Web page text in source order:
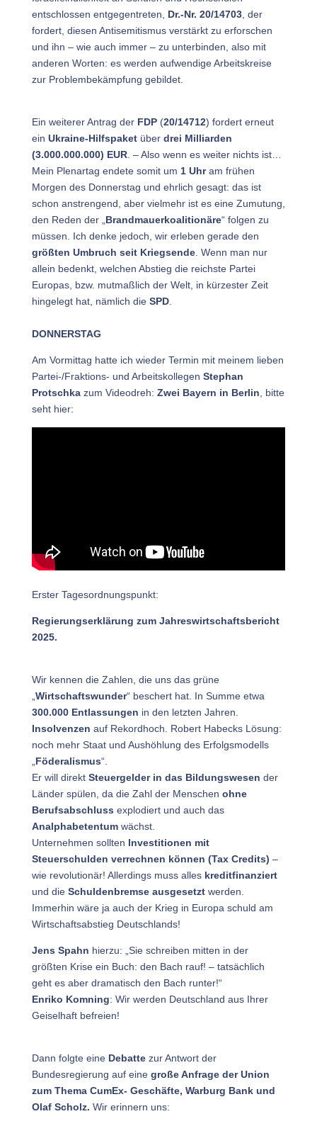
entschlossen entgegentreten, Dr.-Nr. 20/14703, der
fordert, diesen Antisemitismus verstärkt zu erforschen
und ihn – wie auch immer – zu unterbinden, also mit
anderen Worten: es werden aufwendige Arbeitskreise
zur Problembekämpfung gebildet.
Ein weiterer Antrag derFDP(20/14712) fordert erneut
ein Ukraine-Hilfspaketüber drei Milliarden
(3.000.000.000) EUR. – Also wenn es weiter nichts ist…
Mein Plenartag endete somit um 1 Uhram frühen
Morgen des Donnerstag und ehrlich gesagt: das ist
schon anstrengend, aber vielmehr ist es eine Zumutung,
den Reden der „ Brandmauerkoalitionäre“ folgen zu
müssen. Ich denke jedoch, wir erleben gerade den
größten Umbruch seit Kriegsende. Wenn man nur
allein bedenkt, welchen Abstieg die reichste Partei
Europas, bzw. mutmaßlich der Welt, in kürzester Zeit
hingelegt hat, nämlich die SPD.
DONNERSTAG
Am Vormittag hatte ich wieder Termin mit meinem lieben
Partei-/Fraktions- und Arbeitskollegen Stephan
Protschkazum Videodreh: Zwei Bayern in Berlin , bitte
seht hier:
Erster Tagesordnungspunkt:
Regierungserklärung zum Jahreswirtschaftsbericht
2025.
Wir kennen die Zahlen, die uns das grüne
Wirtschaftswunder“ beschert hat. In Summe etwa
300.000 Entlassungen in den letzten Jahren.
Insolvenzen auf Rekordhoch. Robert Habecks Lösung:
noch mehr Staat und Aushöhlung des Erfolgsmodells
Föderalismus“.
Er will direkt Steuergelder in das Bildungswesen der
Länder spülen, da die Zahl der Menschen ohne
Berufsabschluss explodiert und auch das
Analphabetentum wächst.
Unternehmen sollten Investitionen mit
Steuerschulden verrechnen können (Tax Credits) –
wie revolutionär! Allerdings muss alles kreditfinanziert
und dieSchuldenbremse ausgesetzt werden.
Immerhin wäre ja auch der Krieg in Europa schuld am
Wirtschaftsabstieg Deutschlands!
Jens Spahn hierzu: „Sie schreiben mitten in der
größten Krise ein Buch: den Bach rauf! – tatsächlich
geht es aber dramatisch den Bach runter!“
Enriko Komning: Wir werden Deutschland aus Ihrer
Geiselhaft befreien!
Dann folgte eine Debattezur Antwort der
Bundesregierung auf einegroße Anfrage der Union
zum Thema CumEx- Geschäfte, Warburg Bank und
Olaf Scholz. Wir erinnern uns: